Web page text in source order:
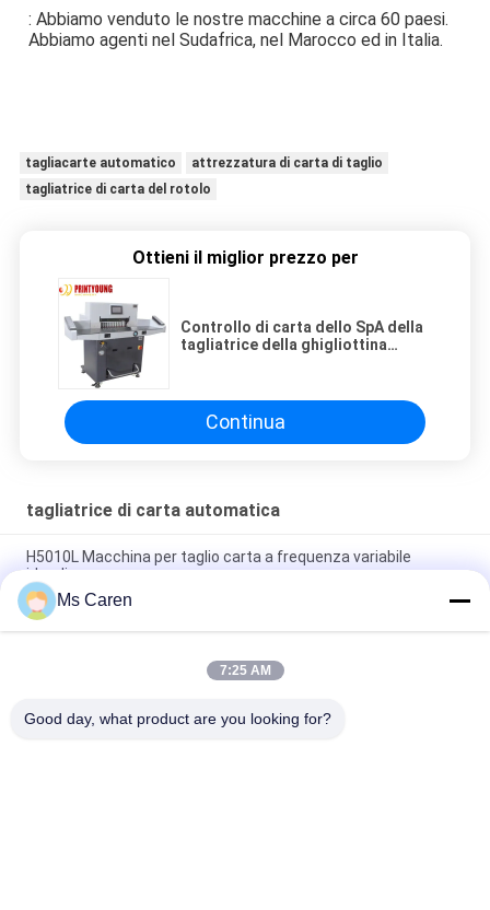
: Abbiamo venduto le nostre macchine a circa 60 paesi.
Abbiamo agenti nel Sudafrica, nel Marocco ed in Italia.
tagliacarte automatico
attrezzatura di carta di taglio
tagliatrice di carta del rotolo
Ottieni il miglior prezzo per
Controllo di carta dello SpA della
tagliatrice della ghigliottina
Continua
tagliatrice di carta automatica
H5010L Macchina per taglio carta a frequenza variabile
idraulica
Macchina per tagliare la carta a foglio per tubi NC modello
1600
CP-670B Macchine per taglio di carta idraulica a
Ms Caren
7:25 AM
Good day, what product are you looking for?